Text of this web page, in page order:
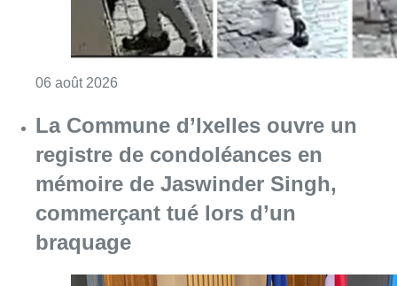
06 août 2026
La Commune d’Ixelles ouvre un
registre de condoléances en
mémoire de Jaswinder Singh,
commerçant tué lors d’un
braquage